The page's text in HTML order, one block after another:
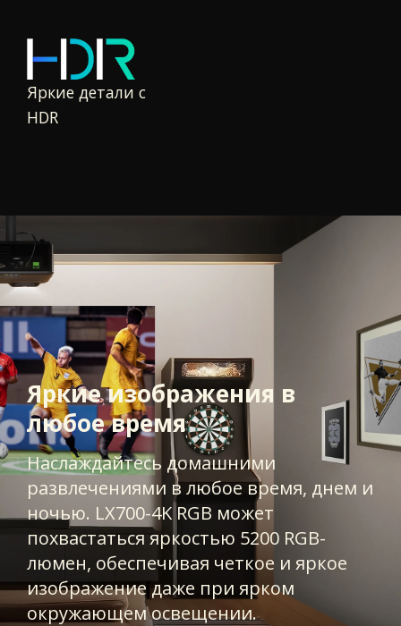
Яркие детали с
HDR
Яркие изображения в
любое время
Наслаждайтесь домашними
развлечениями в любое время, днем и
ночью. LX700-4K RGB может
похвастаться яркостью 5200 RGB-
люмен, обеспечивая четкое и яркое
изображение даже при ярком
окружающем освещении.